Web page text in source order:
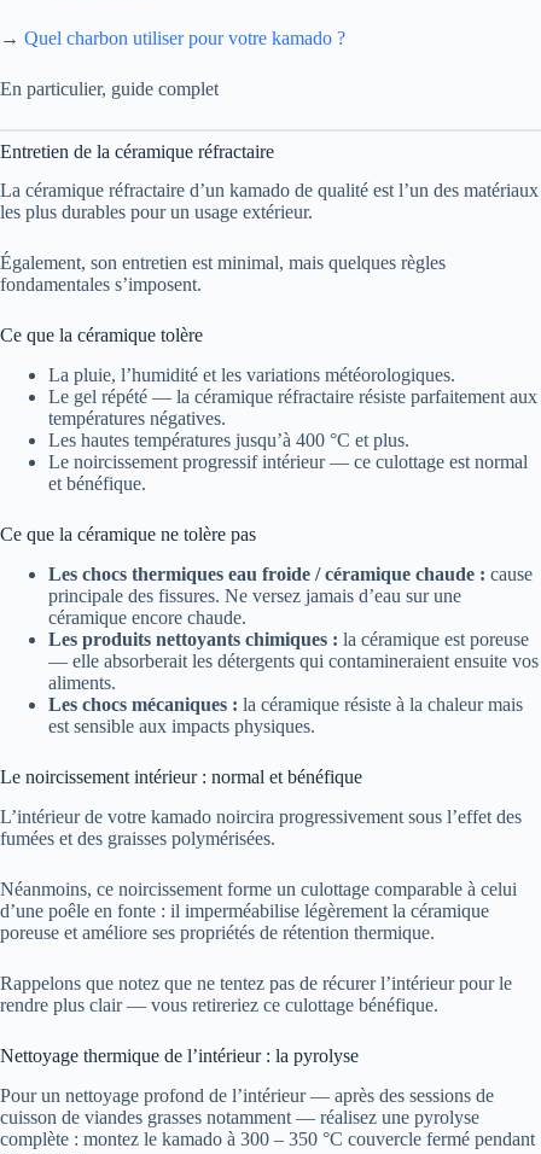
→ Quel charbon utiliser pour votre kamado ?
En particulier, guide complet
Entretien de la céramique réfractaire
La céramique réfractaire d’un kamado de qualité est l’un des matériaux
les plus durables pour un usage extérieur.
Également, son entretien est minimal, mais quelques règles
fondamentales s’imposent.
Ce que la céramique tolère
La pluie, l’humidité et les variations météorologiques.
Le gel répété — la céramique réfractaire résiste parfaitement aux
températures négatives.
Les hautes températures jusqu’à 400 °C et plus.
Le noircissement progressif intérieur — ce culottage est normal
et bénéfique.
Ce que la céramique ne tolère pas
Les chocs thermiques eau froide / céramique chaude : cause
principale des fissures. Ne versez jamais d’eau sur une
céramique encore chaude.
Les produits nettoyants chimiques : la céramique est poreuse
— elle absorberait les détergents qui contamineraient ensuite vos
aliments.
Les chocs mécaniques : la céramique résiste à la chaleur mais
est sensible aux impacts physiques.
Le noircissement intérieur : normal et bénéfique
L’intérieur de votre kamado noircira progressivement sous l’effet des
fumées et des graisses polymérisées.
Néanmoins, ce noircissement forme un culottage comparable à celui
d’une poêle en fonte : il imperméabilise légèrement la céramique
poreuse et améliore ses propriétés de rétention thermique.
Rappelons que notez que ne tentez pas de récurer l’intérieur pour le
rendre plus clair — vous retireriez ce culottage bénéfique.
Nettoyage thermique de l’intérieur : la pyrolyse
Pour un nettoyage profond de l’intérieur — après des sessions de
cuisson de viandes grasses notamment — réalisez une pyrolyse
complète : montez le kamado à 300 – 350 °C couvercle fermé pendant